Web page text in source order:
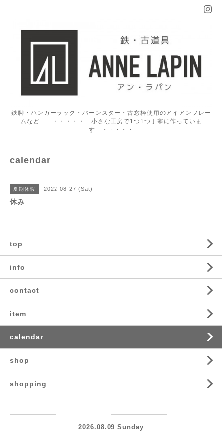
鉄脚・ハンガーラック・バーンスター・古窓枠使用のアイアンフレー
ムなど ・・・・・ 小さな工房で1つ1つ丁寧に作っていま
す ・・・・・
calendar
夏期休暇 2022-08-27 (Sat)
休み
top
info
contact
item
calendar
shop
shopping
2026.08.09 Sunday